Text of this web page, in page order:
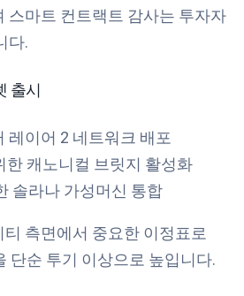
스마트 컨트랙트 감사는 투자자
다.
출시
레이어 2 네트워크 배포
한 캐노니컬 브릿지 활성화
솔라나 가성머신 통합
측면에서 중요한 이정표로
단순 투기 이상으로 높입니다.